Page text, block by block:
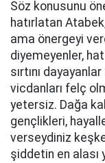
Söz konusunu
hatırlatan
ama önergeyi
diyemeyenler,
sırtını
vicdanları felç
yetersiz. Dağa
gençlikleri,
verseydiniz
şiddetin en alası